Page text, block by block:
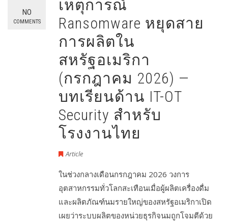
NO
COMMENTS
เหตุการณ์
Ransomware หยุดสาย
การผลิตใน
สหรัฐอเมริกา
(กรกฎาคม 2026) —
บทเรียนด้าน IT-OT
Security สำหรับ
โรงงานไทย
Article
ในช่วงกลางเดือนกรกฎาคม 2026 วงการ
อุตสาหกรรมทั่วโลกสะเทือนเมื่อผู้ผลิตเครื่องดื่ม
และผลิตภัณฑ์นมรายใหญ่ของสหรัฐอเมริกาเปิด
เผยว่าระบบผลิตของหน่วยธุรกิจนมถูกโจมตีด้วย